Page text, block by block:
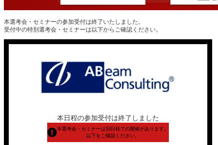
本選考会・セミナーの参加受付は終了いたしました。
受付中の特別選考会・セミナーは以下からご確認ください。
本日程の参加受付は終了しました
本選考会・セミナーは別日程での開催があります。
以下をご確認ください。